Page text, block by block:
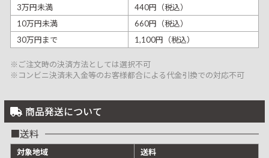
3万円未満
440円（税込）
10万円未満
660円（税込）
30万円まで
1,100円（税込）
※ご注文時の決済方法としては選択不可
※コンビニ決済未入金等のお客様都合による代金引換での対応不可
商品発送について
送料
対象地域
送料